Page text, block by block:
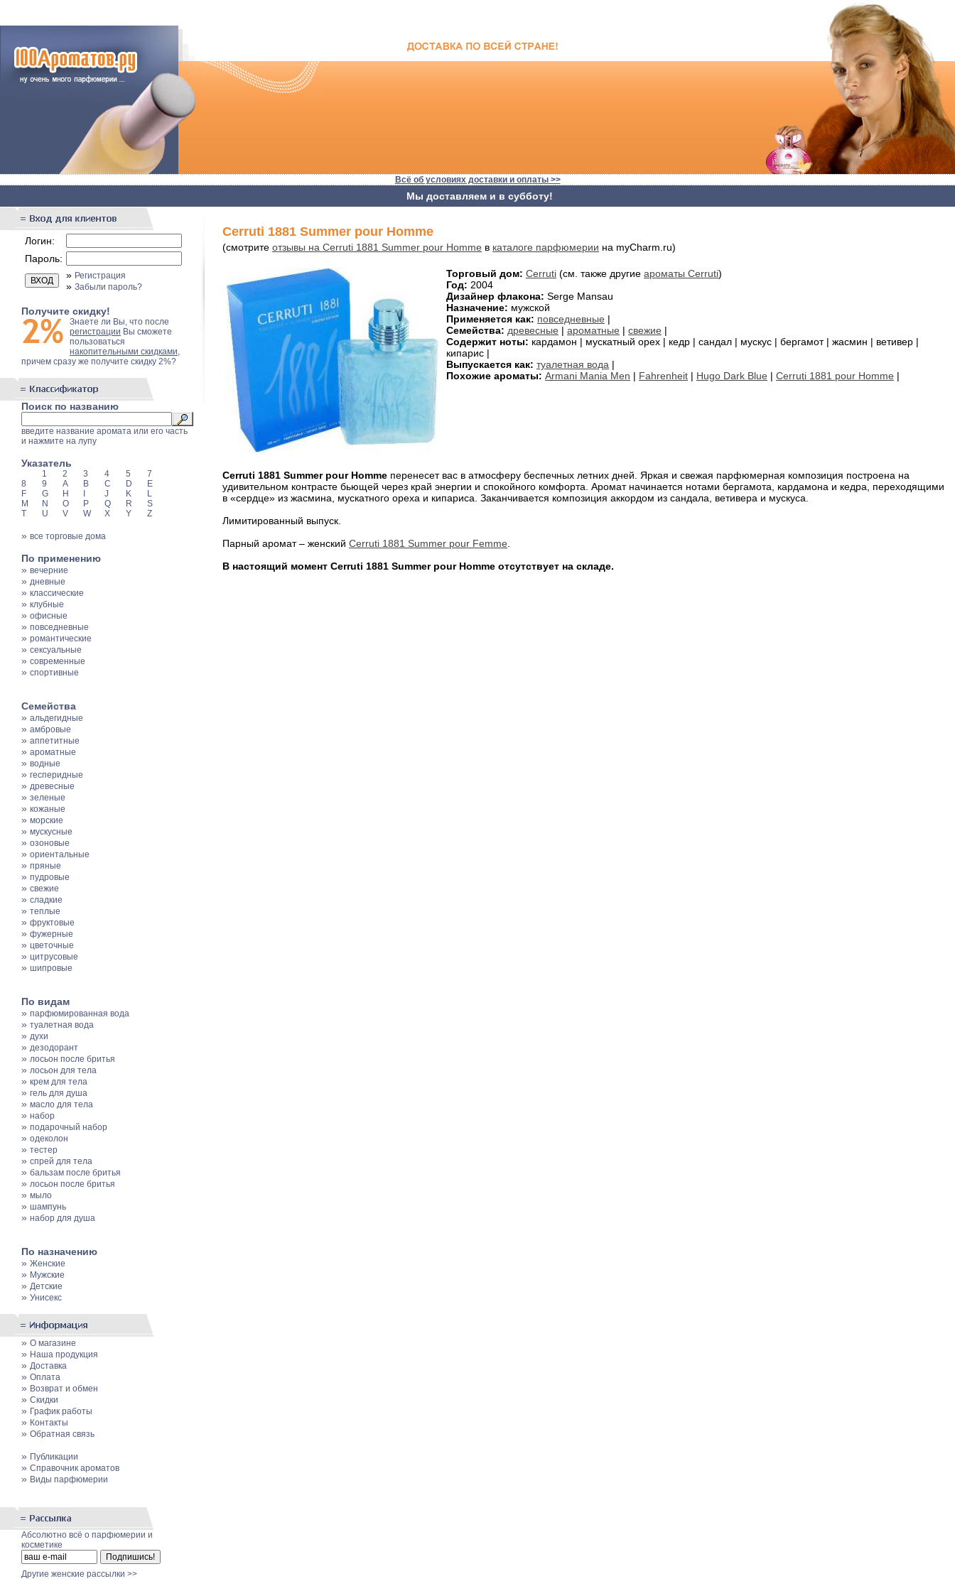
Всё об условиях доставки и оплаты >>
Мы доставляем и в субботу!
Логин:
Пароль:
» Регистрация
» Забыли пароль?
Получите скидку!
Знаете ли Вы, что после
регистрации Вы сможете
пользоваться
накопительными скидками,
причем сразу же получите скидку 2%?
Поиск по названию
введите название аромата или его часть
и нажмите на лупу
Указатель
1 2 3 4 5
7
8
9 A B C D
E
F
G H J K
L
M
N O P Q R
S
T
U V W X Y Z
» все торговые дома
По применению
» вечерние
» дневные
» классические
» клубные
» офисные
» повседневные
» романтические
» сексуальные
» современные
» спортивные
Семейства
» альдегидные
» амбровые
» аппетитные
» ароматные
» водные
» гесперидные
» древесные
» зеленые
» кожаные
» морские
» мускусные
» озоновые
» ориентальные
» пряные
» пудровые
» свежие
» сладкие
» теплые
» фруктовые
» фужерные
» цветочные
» цитрусовые
» шипровые
По видам
» парфюмированная вода
» туалетная вода
» духи
» дезодорант
» лосьон после бритья
» лосьон для тела
» крем для тела
» гель для душа
» масло для тела
» набор
» подарочный набор
» одеколон
» тестер
» спрей для тела
» бальзам после бритья
» лосьон после бритья
» мыло
» шампунь
» набор для душа
По назначению
» Женские
» Мужские
» Детские
» Унисекс
» О магазине
» Наша продукция
» Доставка
» Оплата
» Возврат и обмен
» Скидки
» График работы
» Контакты
» Обратная связь
» Публикации
» Cправочник ароматов
» Виды парфюмерии
Абсолютно всё о парфюмерии и
косметике
Другие женские рассылки >>
Cerruti 1881 Summer pour Homme
(смотрите отзывы на Cerruti 1881 Summer pour Homme в каталоге парфюмерии на myCharm.ru)
Торговый дом: Cerruti (см. также другие ароматы Cerruti)
Год: 2004
Дизайнер флакона: Serge Mansau
Назначение: мужской
Применяется как: повседневные |
Семейства: древесные | ароматные | свежие |
Содержит ноты: кардамон | мускатный орех | кедр | сандал | мускус | бергамот | жасмин | ветивер |
кипарис |
Выпускается как: туалетная вода |
Похожие ароматы: Armani Mania Men | Fahrenheit | Hugo Dark Blue | Cerruti 1881 pour Homme |
Cerruti 1881 Summer pour Homme перенесет вас в атмосферу беспечных летних дней. Яркая и свежая парфюмерная композиция построена на
удивительном контрасте бьющей через край энергии и спокойного комфорта. Аромат начинается нотами бергамота, кардамона и кедра, переходящими
в «сердце» из жасмина, мускатного ореха и кипариса. Заканчивается композиция аккордом из сандала, ветивера и мускуса.
Лимитированный выпуск.
Парный аромат – женский Cerruti 1881 Summer pour Femme
В настоящий момент Cerruti 1881 Summer pour Homme отсутствует на складе.